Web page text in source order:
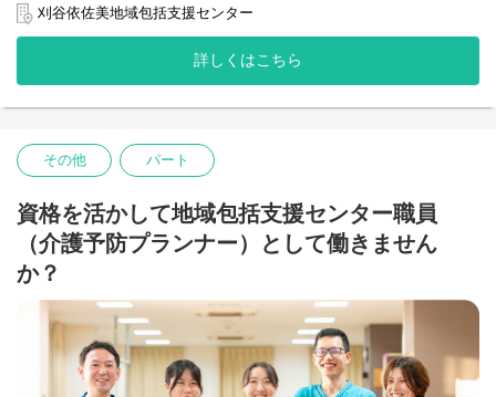
・地域の高齢者のケアプランの作成(事業対象者や要支援1、2の方
が対象)
・介護予防ケアマネジメント
・権利擁護業務
・各関係機関との連携
刈谷依佐美地域包括支援センター
詳しくはこちら
その他 パート
資格を活かして地域包括支援センター職員
（介護予防プランナー）として働きません
か？